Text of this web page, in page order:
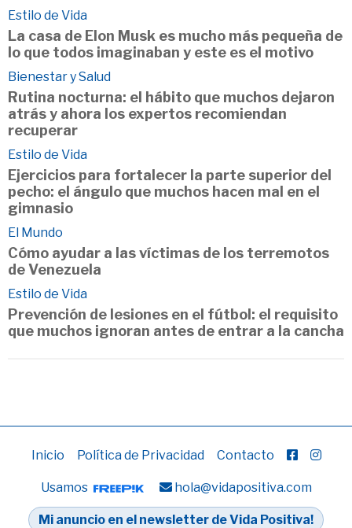
Estilo de Vida
La casa de Elon Musk es mucho más pequeña de
lo que todos imaginaban y este es el motivo
Bienestar y Salud
Rutina nocturna: el hábito que muchos dejaron
atrás y ahora los expertos recomiendan
recuperar
Estilo de Vida
Ejercicios para fortalecer la parte superior del
pecho: el ángulo que muchos hacen mal en el
gimnasio
El Mundo
Cómo ayudar a las víctimas de los terremotos
de Venezuela
Estilo de Vida
Prevención de lesiones en el fútbol: el requisito
que muchos ignoran antes de entrar a la cancha
Inicio Política de Privacidad Contacto
Usamos hola@vidapositiva.com
Mi anuncio en el newsletter de Vida Positiva!